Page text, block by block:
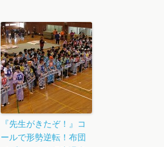
『先生がきたぞ！』コ
ールで形勢逆転！布団